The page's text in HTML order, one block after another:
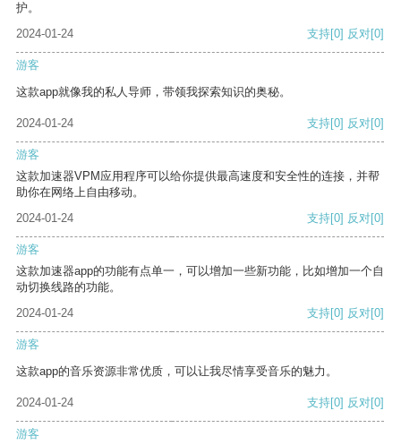
护。
2024-01-24
支持[0] 反对[0]
游客
这款app就像我的私人导师，带领我探索知识的奥秘。
2024-01-24 支持[0] 反对[0]
游客
这款加速器VPM应用程序可以给你提供最高速度和安全性的连接，并帮
助你在网络上自由移动。
2024-01-24
支持[0] 反对[0]
游客
这款加速器app的功能有点单一，可以增加一些新功能，比如增加一个自
动切换线路的功能。
2024-01-24
支持[0] 反对[0]
游客
这款app的音乐资源非常优质，可以让我尽情享受音乐的魅力。
2024-01-24 支持[0] 反对[0]
游客